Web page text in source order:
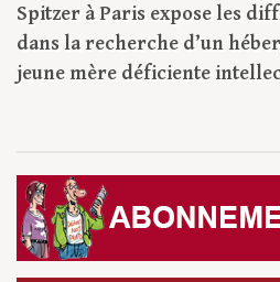
Spitzer à Paris expose les
dans la recherche d’un
jeune mère déficiente